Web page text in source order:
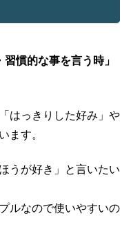
習慣的な事を言う時」
はっきりした好み」や
ます。
うが好き」と言いたい
ルなので使いやすいの